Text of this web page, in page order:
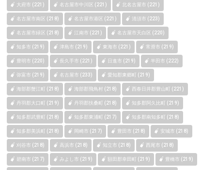
大府市 (221) 名古屋市中川区 (221) 北名古屋市 (221)
名古屋市南区 (218) 名古屋市港区 (221) 清須市 (223)
名古屋市緑区 (218) 江南市 (221) 名古屋市天白区 (220)
知多市 (219) 津島市 (219) 東海市 (221) 常滑市 (219)
豊明市 (220) 長久手市 (221) 日進市 (219) 半田市 (222)
弥富市 (219) 名古屋市 (233) 愛知郡東郷町 (219)
海部郡蟹江町 (218) 海部郡飛鳥村 (218) 西春日井郡豊山町 (221)
丹羽郡大口町 (219) 丹羽郡扶桑町 (218) 知多郡阿久比町 (219)
知多郡武豊町 (218) 知多郡東浦町 (217) 知多郡南知多町 (218)
知多郡美浜町 (218) 岡崎市 (217) 豊田市 (218) 安城市 (218)
刈谷市 (218) 高浜市 (218) 知立市 (218) 西尾市 (218)
碧南市 (217) みよし市 (219) 額田郡幸田町 (219) 豊橋市 (219)